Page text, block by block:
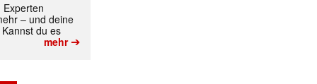
Experten
– und deine
du es
mehr➔